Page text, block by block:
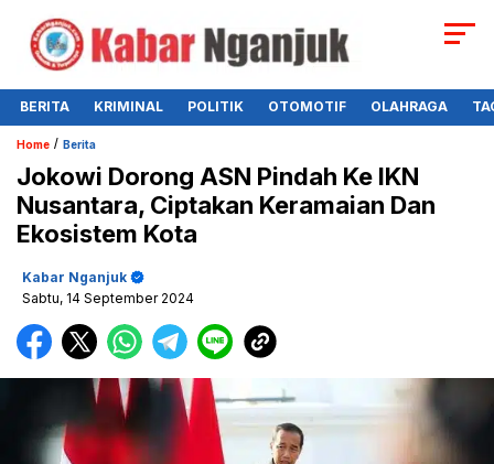
BERITA KRIMINAL POLITIK OTOMOTIF OLAHRAGA
Home / Berita
Jokowi Dorong ASN Pindah Ke IKN
Nusantara, Ciptakan Keramaian Dan
Ekosistem Kota
Kabar Nganjuk
Sabtu, 14 September 2024